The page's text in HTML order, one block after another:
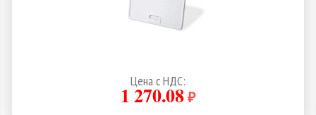
Цена с НДС:
1 270.08₽